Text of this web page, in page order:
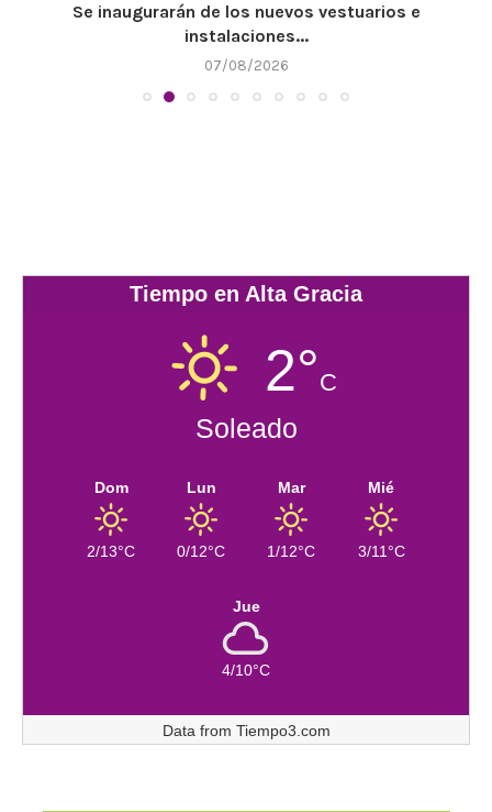
Se inaugurarán de los nuevos vestuarios e
instalaciones...
07/08/2026
Tiempo en Alta Gracia
2°C
Soleado
Dom
2/13°C
Lun
0/12°C
Mar
1/12°C
Mié
3/11°C
Jue
4/10°C
Data from Tiempo3.com